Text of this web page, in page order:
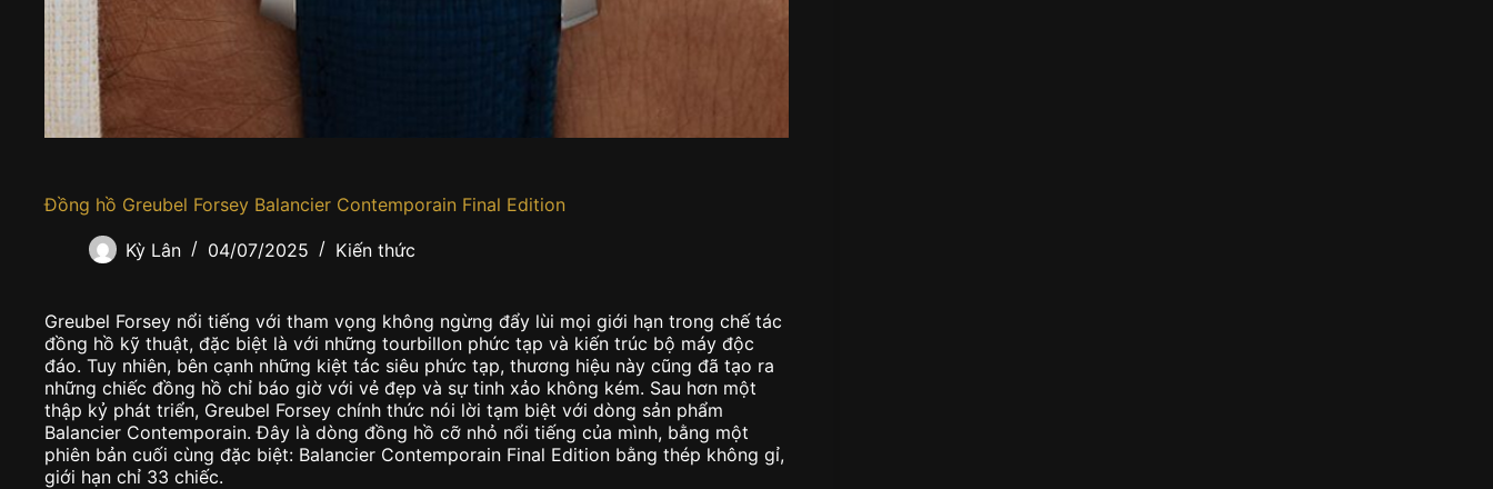
Đồng hồ Greubel Forsey Balancier Contemporain Final Edition
Kỳ Lân 04/07/2025 Kiến thức
Greubel Forsey nổi tiếng với tham vọng không ngừng đẩy lùi mọi giới hạn trong chế tác
đồng hồ kỹ thuật, đặc biệt là với những tourbillon phức tạp và kiến trúc bộ máy độc
đáo. Tuy nhiên, bên cạnh những kiệt tác siêu phức tạp, thương hiệu này cũng đã tạo ra
những chiếc đồng hồ chỉ báo giờ với vẻ đẹp và sự tinh xảo không kém. Sau hơn một
thập kỷ phát triển, Greubel Forsey chính thức nói lời tạm biệt với dòng sản phẩm
Balancier Contemporain. Đây là dòng đồng hồ cỡ nhỏ nổi tiếng của mình, bằng một
phiên bản cuối cùng đặc biệt: Balancier Contemporain Final Edition bằng thép không gỉ,
giới hạn chỉ 33 chiếc.